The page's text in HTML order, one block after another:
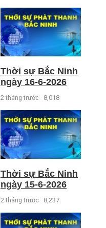
Thời sự Bắc Ninh
ngày 16-6-2026
2 tháng trước 8,018
Thời sự Bắc Ninh
ngày 15-6-2026
2 tháng trước 8,237